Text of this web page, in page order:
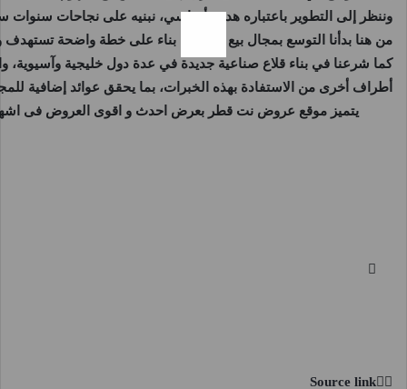
وننظر إلى التطوير باعتباره هدف أساسي، نبنيه على نجاحات سنوات
من هنا بدأنا التوسع بمجال بيع التجزئة، بناء على خطة واضحة تستهدف وصول عدد فروعنا إلى 90 فرعا خلال السنوات المقبلة
كما شرعنا في بناء قلاع صناعية جديدة في عدة دول خليجية وآسيوية،
أطراف أخرى من الاستفادة بهذه الخبرات، بما يحقق عوائد إضافية
يتميز موقع عروض نت قطر بعرض احدث و اقوى العروض فى اشهر
Source link